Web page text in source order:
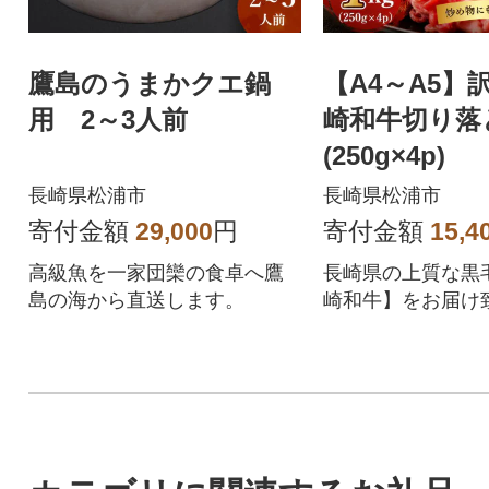
鷹島のうまかクエ鍋
用 2～3人前
長崎県松浦市
寄付金額 29,000円
高級魚を一家団欒の食卓へ鷹
島の海から直送します。
【A4～A5】
崎和牛切り
(250g×4p)
長崎県松浦市
寄付金額
長崎県の上質な黒
崎和牛】をお届け